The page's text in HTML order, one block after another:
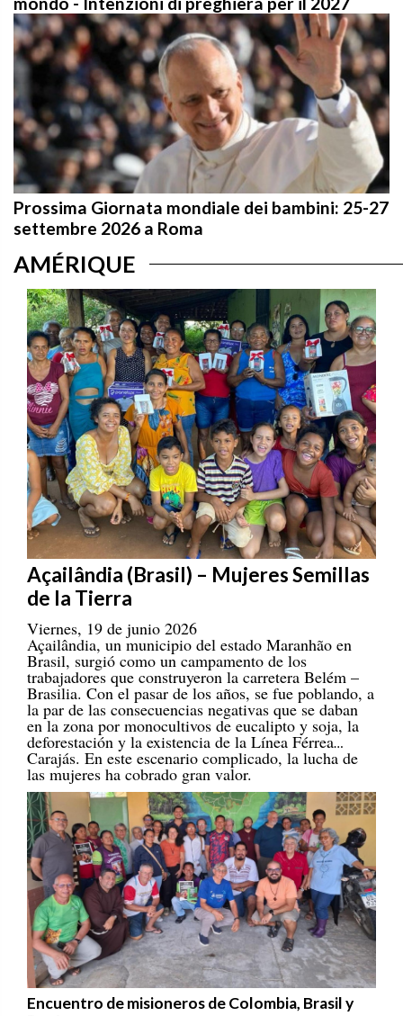
Prossima Giornata mondiale dei bambini: 25-27
settembre 2026 a Roma
AMÉRIQUE
Açailândia (Brasil) – Mujeres Semillas
de la Tierra
Viernes, 19 de junio 2026
Açailândia, un municipio del estado Maranhão en
Brasil, surgió como un campamento de los
trabajadores que construyeron la carretera Belém –
Brasilia. Con el pasar de los años, se fue poblando, a
la par de las consecuencias negativas que se daban
en la zona por monocultivos de eucalipto y soja, la
deforestación y la existencia de la Línea Férrea
Carajás. En este escenario complicado, la lucha de
las mujeres ha cobrado gran valor.
Encuentro de misioneros de Colombia, Brasil y
Perú